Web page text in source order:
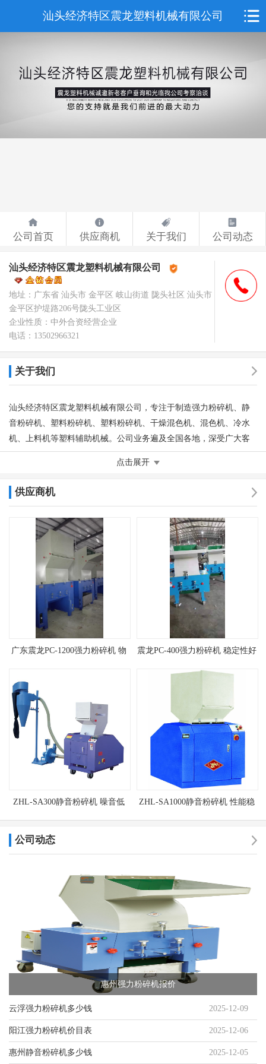
汕头经济特区震龙塑料机械有限公司
公司首页 供应商机 关于我们 公司动态
荣誉认证
汕头经济特区震龙塑料机械有限公司
地址：广东省 汕头市 金平区 岐山街道 陇头社区 汕头市
金平区护堤路206号陇头工业区
企业性质：中外合资经营企业
电话：13502966321
关于我们
汕头经济特区震龙塑料机械有限公司，专注于制造强力粉碎机、静
音粉碎机、塑料粉碎机、塑料粉碎机、干燥混色机、混色机、冷水
机、上料机等塑料辅助机械。公司业务遍及全国各地，深受广大客
户欢迎，在同行中树立了良好的口碑；公司以“良好的信誉、充足的
货源、诚信的合作”之营销理念为客户提供满意的服务，依靠专业、
诚信..
主营产品或服务:公司主要经营强力粉碎机,静音粉碎机,塑料粉碎机
点击展开
供应商机
广东震龙PC-1200强力粉碎机 物
震龙PC-400强力粉碎机 稳定性好
ZHL-SA300静音粉碎机 噪音低
ZHL-SA1000静音粉碎机 性能稳
公司动态
惠州强力粉碎机报价
云浮强力粉碎机多少钱 2025-12-09
阳江强力粉碎机价目表 2025-12-06
惠州静音粉碎机多少钱 2025-12-05